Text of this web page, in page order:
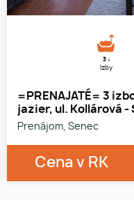
3 x
Izby
=PRENAJATÉ= 3
jazier, ul. Kollárová -
Prenájom, Senec
Cena v RK